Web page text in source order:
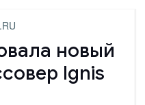
новый
Ignis